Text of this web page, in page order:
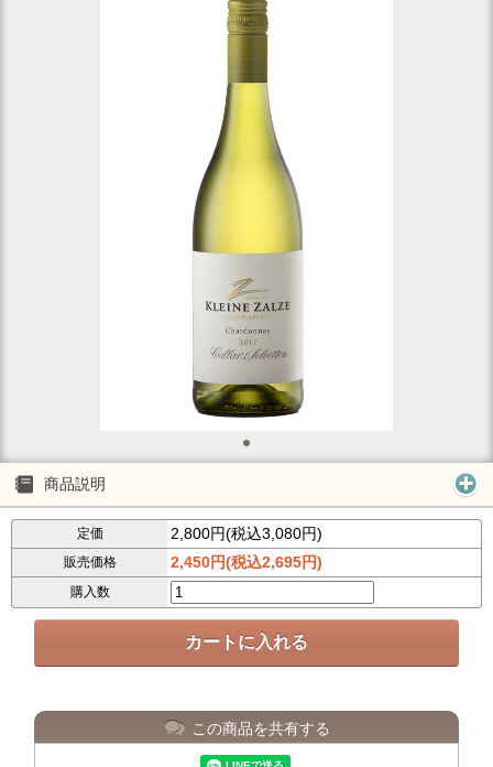
商品説明
定価 2,800円(税込3,080円)
販売価格 2,450円(税込2,695円)
購入数
この商品を共有する